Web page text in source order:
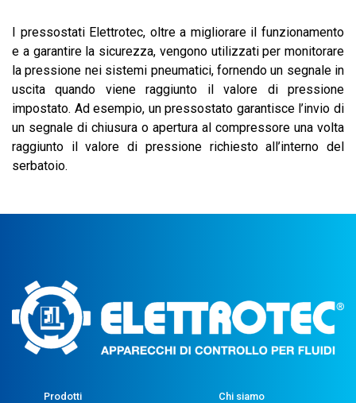
I pressostati Elettrotec, oltre a migliorare il funzionamento
e a garantire la sicurezza, vengono utilizzati per monitorare
la pressione nei sistemi pneumatici, fornendo un segnale in
uscita quando viene raggiunto il valore di pressione
impostato. Ad esempio, un pressostato garantisce l’invio di
un segnale di chiusura o apertura al compressore una volta
raggiunto il valore di pressione richiesto all’interno del
serbatoio.
Prodotti
Chi siamo